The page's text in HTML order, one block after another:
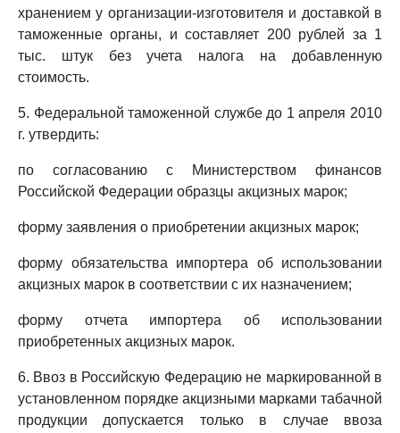
хранением у организации-изготовителя и доставкой в
таможенные органы, и составляет 200 рублей за 1
тыс. штук без учета налога на добавленную
стоимость.
5. Федеральной таможенной службе до 1 апреля 2010
г. утвердить:
по согласованию с Министерством финансов
Российской Федерации образцы акцизных марок;
форму заявления о приобретении акцизных марок;
форму обязательства импортера об использовании
акцизных марок в соответствии с их назначением;
форму отчета импортера об использовании
приобретенных акцизных марок.
6. Ввоз в Российскую Федерацию не маркированной в
установленном порядке акцизными марками табачной
продукции допускается только в случае ввоза